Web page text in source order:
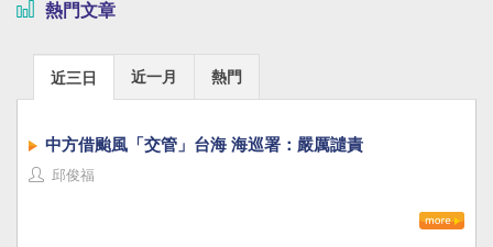
熱門文章
近三日 近一月 熱門
中方借颱風「交管」台海 海巡署：嚴厲譴責
邱俊福